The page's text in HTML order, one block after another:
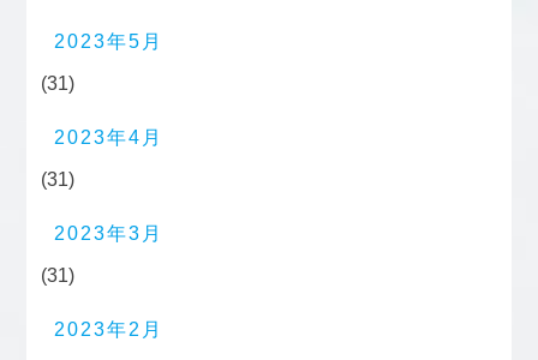
2023年5月
(31)
2023年4月
(31)
2023年3月
(31)
2023年2月